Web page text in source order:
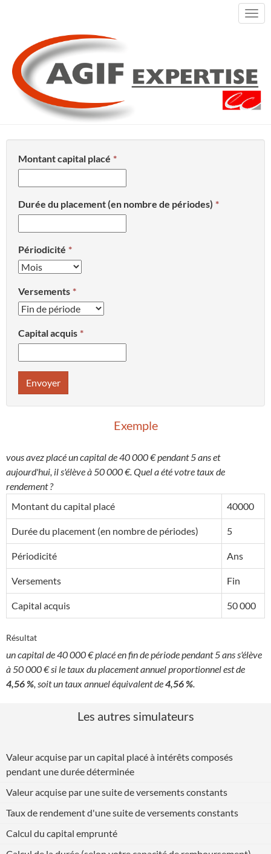
ACCUEIL
SIMULATEURS
TAUX DE RENDEMENT D'UN CAPITAL
Taux de rendement d'un capital
Montant capital placé
Durée du placement (en nombre de périodes)
Périodicité
Versements
Capital acquis
Envoyer
Exemple
vous avez placé un capital de 40 000 € pendant 5 ans et
aujourd'hui, il s'élève à 50 000 €. Quel a été votre taux de
rendement ?
Montant du capital placé
40000
Durée du placement (en nombre de périodes) 5
Périodicité Ans
Versements Fin
Capital acquis 50 000
Résultat
un capital de 40 000 € placé en fin de période pendant 5 ans s'élève
à 50 000 € si le taux du placement annuel proportionnel est de
4,56 %, soit un taux annuel équivalent de4,56 %.
Les autres simulateurs
Valeur acquise par un capital placé à intérêts composés
pendant une durée déterminée
Valeur acquise par une suite de versements constants
Taux de rendement d'une suite de versements constants
Calcul du capital emprunté